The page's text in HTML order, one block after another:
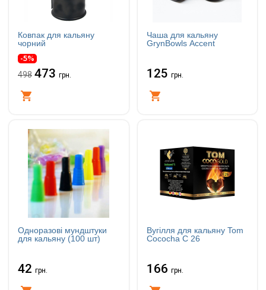
Ковпак для кальяну
чорний
-5%
498 473 грн.
Чаша для кальяну
GrynBowls Accent
125 грн.
Одноразові мундштуки
для кальяну (100 шт)
42 грн.
Вугілля для кальяну Tom
Cococha C 26
166 грн.